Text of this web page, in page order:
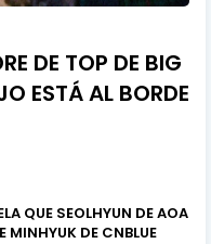
DE TOP DE BIG
ESTÁ AL BORDE
QUE SEOLHYUN DE AOA
MINHYUK DE CNBLUE